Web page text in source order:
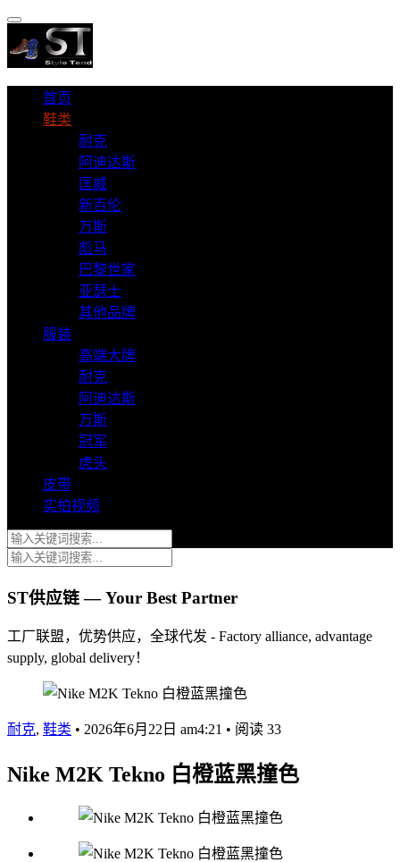
首页
鞋类
耐克
阿迪达斯
匡威
新百伦
万斯
彪马
巴黎世家
亚瑟士
其他品牌
服装
高端大牌
耐克
阿迪达斯
万斯
冠军
虎头
皮带
实拍视频
ST供应链 — Your Best Partner
工厂联盟，优势供应，全球代发 - Factory alliance, advantage
supply, global delivery！
耐克, 鞋类 • 2026年6月22日 am4:21 • 阅读 33
Nike M2K Tekno 白橙蓝黑撞色